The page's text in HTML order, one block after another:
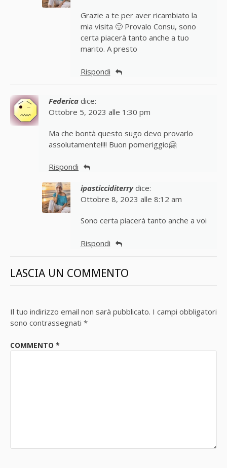
Grazie a te per aver ricambiato la
mia visita 🙂 Provalo Consu, sono
certa piacerà tanto anche a tuo
marito. A presto
Rispondi
Federica dice:
Ottobre 5, 2023 alle 1:30 pm
Ma che bontà questo sugo devo provarlo
assolutamente!!!! Buon pomeriggio🤗
Rispondi
ipasticciditerry dice:
Ottobre 8, 2023 alle 8:12 am
Sono certa piacerà tanto anche a voi
Rispondi
LASCIA UN COMMENTO
Il tuo indirizzo email non sarà pubblicato. I campi obbligatori
sono contrassegnati *
COMMENTO *